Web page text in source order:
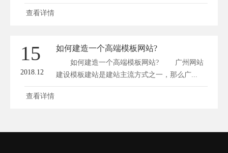
查看详情
15
2018.12
如何建造一个高端模板网站?
如何建造一个高端模板网站? 广州网站
建设模板建站是建站主流方式之一，那么广...
查看详情